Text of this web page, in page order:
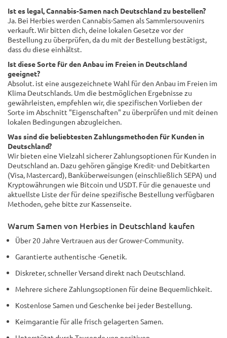
Ist es legal, Cannabis-Samen nach Deutschland zu bestellen?
Ja. Bei Herbies werden Cannabis-Samen als Sammlersouvenirs
verkauft. Wir bitten dich, deine lokalen Gesetze vor der
Bestellung zu überprüfen, da du mit der Bestellung bestätigst,
dass du diese einhältst.
Ist diese Sorte für den Anbau im Freien in Deutschland
geeignet?
Absolut. ist eine ausgezeichnete Wahl für den Anbau im Freien im
Klima Deutschlands. Um die bestmöglichen Ergebnisse zu
gewährleisten, empfehlen wir, die spezifischen Vorlieben der
Sorte im Abschnitt "Eigenschaften" zu überprüfen und mit deinen
lokalen Bedingungen abzugleichen.
Was sind die beliebtesten Zahlungsmethoden für Kunden in
Deutschland?
Wir bieten eine Vielzahl sicherer Zahlungsoptionen für Kunden in
Deutschland an. Dazu gehören gängige Kredit- und Debitkarten
(Visa, Mastercard), Banküberweisungen (einschließlich SEPA) und
Kryptowährungen wie Bitcoin und USDT. Für die genaueste und
aktuellste Liste der für deine spezifische Bestellung verfügbaren
Methoden, gehe bitte zur Kassenseite.
Warum Samen von Herbies in Deutschland kaufen
Über 20 Jahre Vertrauen aus der Grower-Community.
Garantierte authentische -Genetik.
Diskreter, schneller Versand direkt nach Deutschland.
Mehrere sichere Zahlungsoptionen für deine Bequemlichkeit.
Kostenlose Samen und Geschenke bei jeder Bestellung.
Keimgarantie für alle frisch gelagerten Samen.